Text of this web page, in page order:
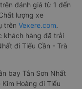
đánh giá từ 1 đến
lượng xe
trên Vexere.com.
khách hàng đã trải
đi Tiểu Cần - Trà
bay Tân Sơn Nhất
Hoàng đi Tiểu